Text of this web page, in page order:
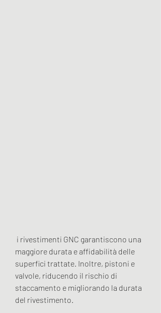
maggiore durata e affidabilità delle
superfici trattate. Inoltre, pistoni e
valvole, riducendo il rischio di
staccamento e migliorando la durata
del rivestimento.